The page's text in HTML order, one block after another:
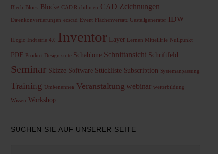
Blech Block Blöcke CAD Richtlinien CAD Zeichnungen
Datenkonvertierungen ecscad Event Flächenversatz Gestellgenerator IDW
iLogic Industrie 4.0 Inventor Layer Lernen Mittellinie Nullpunkt
PDF Product Design suite Schablone Schnittansicht Schriftfeld
Seminar Skizze Software Stückliste Subscription Systemanpassung
Training Umbenennen Veranstaltung webinar weiterbildung
Wissen Workshop
SUCHEN SIE AUF UNSERER SEITE